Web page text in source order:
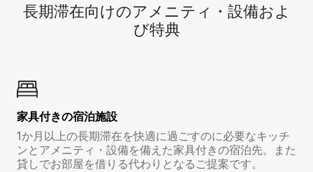
長期滞在向け⁠のア⁠メ⁠ニ⁠テ⁠ィ⁠・設⁠備⁠およ
び特⁠典
家具付き⁠の宿⁠泊⁠施⁠設
1か月以上の長期滞在を快適に過ごすのに必要なキッチ
ンとアメニティ・設備を備えた家具付きの宿泊先。また
貸しでお部屋を借りる代わりとなるご提案です。